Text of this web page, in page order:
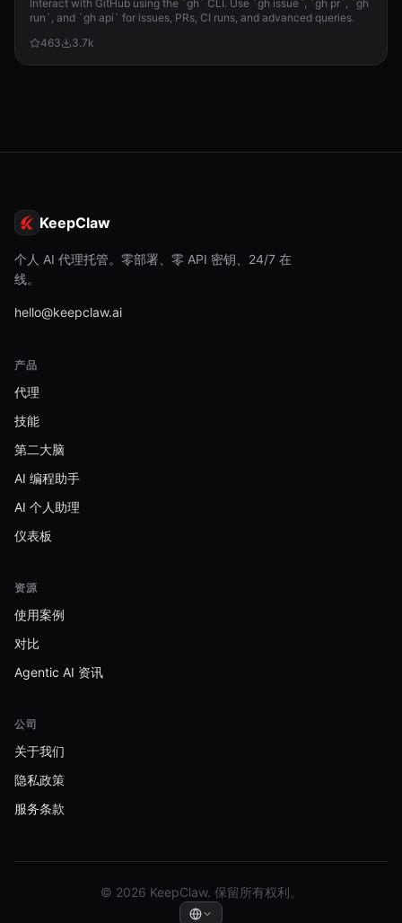
Interact with GitHub using the `gh` CLI. Use `gh issue`, `gh pr`, `gh
run`, and `gh api` for issues, PRs, CI runs, and advanced queries.
463
3.7k
KeepClaw
个人 AI 代理托管。零部署、零 API 密钥、24/7 在
线。
hello@keepclaw.ai
产品
代理
技能
第二大脑
AI 编程助手
AI 个人助理
仪表板
资源
使用案例
对比
Agentic AI 资讯
公司
关于我们
隐私政策
服务条款
© 2026 KeepClaw. 保留所有权利。